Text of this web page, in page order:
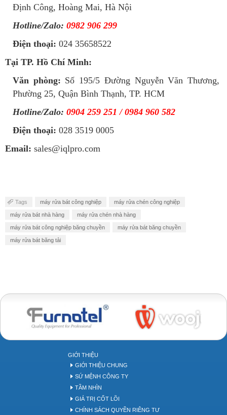
Định Công, Hoàng Mai, Hà Nội
Hotline/Zalo: 0982 906 299
Điện thoại: 024 35658522
Tại TP. Hồ Chí Minh:
Văn phòng: Số 195/5 Đường Nguyễn Văn Thương,
Phường 25, Quận Bình Thạnh, TP. HCM
Hotline/Zalo: 0904 259 251 / 0984 960 582
Điện thoại: 028 3519 0005
Email: sales@iqlpro.com
Tags máy rửa bát công nghiệp máy rửa chén công nghiệp
máy rửa bát nhà hàng máy rửa chén nhà hàng
máy rửa bát công nghiệp băng chuyền máy rửa bát băng chuyền
máy rửa bát băng tải
GIỚI THIỆU
GIỚI THIỆU CHUNG
SỨ MỆNH CÔNG TY
TẦM NHÌN
GIÁ TRỊ CỐT LÕI
CHÍNH SÁCH QUYỀN RIÊNG TƯ